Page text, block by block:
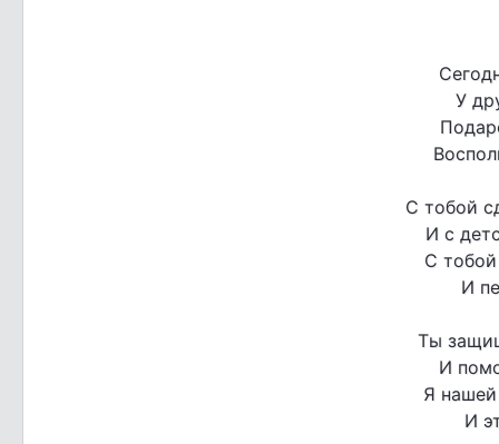
У
С тобой
И с
С
И
Ты
И
Я
И